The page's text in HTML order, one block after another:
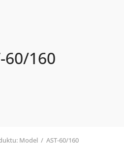
60/160
Model / AST-60/160